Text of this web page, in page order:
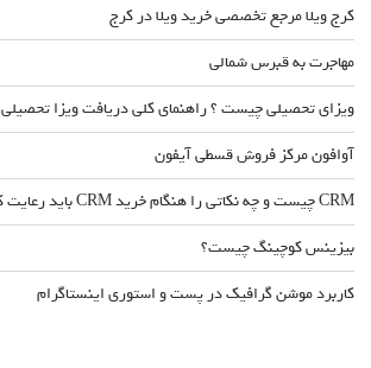
کرج ویلا مرجع تخصصی خرید ویلا در کرج
مهاجرت به قبرس شمالی
ویزای تحصیلی چیست ؟ راهنمای کلی دریافت ویزا تحصیلی
آوافون مرکز فروش قسطی آیفون
CRM چیست و چه نکاتی را هنگام خرید CRM باید رعایت کرد؟
بیزینس کوچینگ چیست؟
کاربرد موشن گرافیک در پست و استوری اینستاگرام